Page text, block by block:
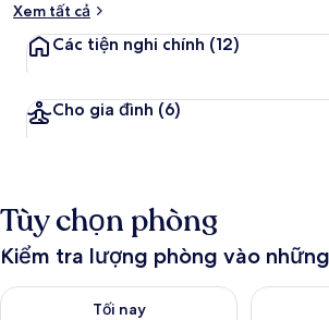
Xem tất cả
Các tiện nghi chính (12)
Cho gia đình (6)
Tùy chọn phòng
Kiểm tra lượng phòng vào
Tối nay
Kiểm tra lượng phòng tối nay từ thg 8 9 -
Kiểm tra